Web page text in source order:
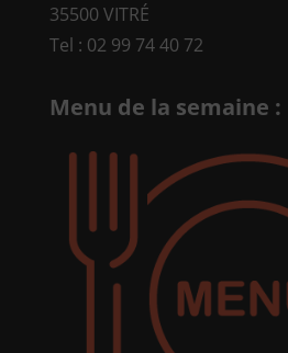
35500 VITRÉ
Tel : 02 99 74 40 72
Menu de la semaine :